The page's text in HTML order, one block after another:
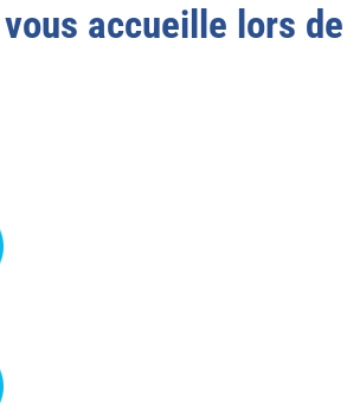
vous accueille lors